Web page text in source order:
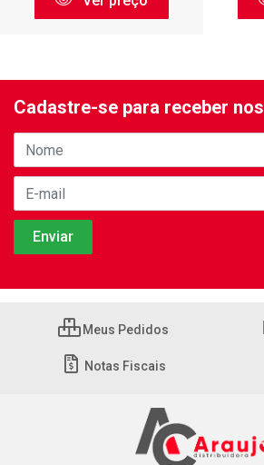
Cadastre-se para receber
Meus Pedidos
Notas Fiscais